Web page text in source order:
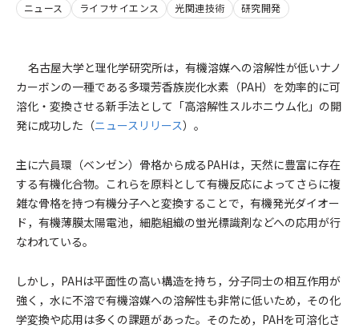
ニュース ライフサイエンス 光関連技術 研究開発
名古屋大学と理化学研究所は，有機溶媒への溶解性が低いナノ
カーボンの一種である多環芳香族炭化水素（PAH）を効率的に可
溶化・変換させる新手法として「高溶解性スルホニウム化」の開
発に成功した（ニュースリリース）。
主に六員環（ベンゼン）骨格から成るPAHは，天然に豊富に存在
する有機化合物。これらを原料として有機反応によってさらに複
雑な骨格を持つ有機分子へと変換することで，有機発光ダイオー
ド，有機薄膜太陽電池，細胞組織の蛍光標識剤などへの応用が行
なわれている。
しかし，PAHは平面性の高い構造を持ち，分子同士の相互作用が
強く，水に不溶で有機溶媒への溶解性も非常に低いため，その化
学変換や応用は多くの課題があった。そのため，PAHを可溶化さ